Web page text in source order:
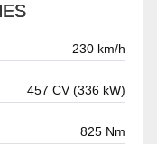
230 km/h
457 CV (336 kW)
825 Nm